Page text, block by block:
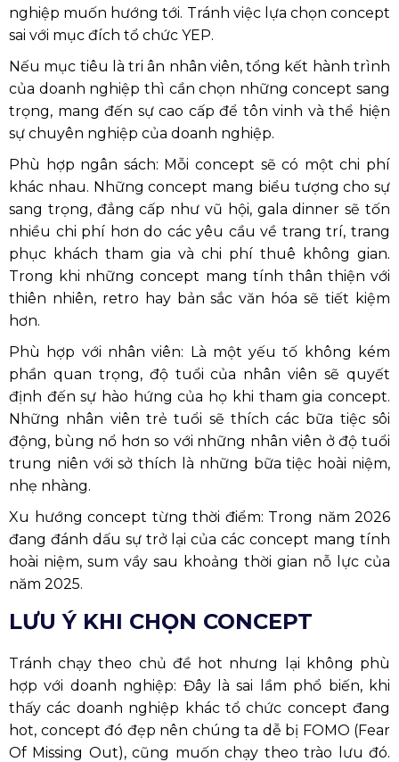
nghiệp muốn hướng tới. Tránh việc lựa chọn concept
sai với mục đích tổ chức YEP.
Nếu mục tiêu là tri ân nhân viên, tổng kết hành trình
của doanh nghiệp thì cần chọn những concept sang
trọng, mang đến sự cao cấp để tôn vinh và thể hiện
sự chuyên nghiệp của doanh nghiệp.
Phù hợp ngân sách: Mỗi concept sẽ có một chi phí
khác nhau. Những concept mang biểu tượng cho sự
sang trọng, đẳng cấp như vũ hội, gala dinner sẽ tốn
nhiều chi phí hơn do các yêu cầu về trang trí, trang
phục khách tham gia và chi phí thuê không gian.
Trong khi những concept mang tính thân thiện với
thiên nhiên, retro hay bản sắc văn hóa sẽ tiết kiệm
hơn.
Phù hợp với nhân viên: Là một yếu tố không kém
phần quan trọng, độ tuổi của nhân viên sẽ quyết
định đến sự hào hứng của họ khi tham gia concept.
Những nhân viên trẻ tuổi sẽ thích các bữa tiệc sôi
động, bùng nổ hơn so với những nhân viên ở độ tuổi
trung niên với sở thích là những bữa tiệc hoài niệm,
nhẹ nhàng.
Xu hướng concept từng thời điểm: Trong năm 2026
đang đánh dấu sự trở lại của các concept mang tính
hoài niệm, sum vầy sau khoảng thời gian nỗ lực của
năm 2025.
LƯU Ý KHI CHỌN CONCEPT
Tránh chạy theo chủ đề hot nhưng lại không phù
hợp với doanh nghiệp: Đây là sai lầm phổ biến, khi
thấy các doanh nghiệp khác tổ chức concept đang
hot, concept đó đẹp nên chúng ta dễ bị FOMO (Fear
Of Missing Out), cũng muốn chạy theo trào lưu đó.